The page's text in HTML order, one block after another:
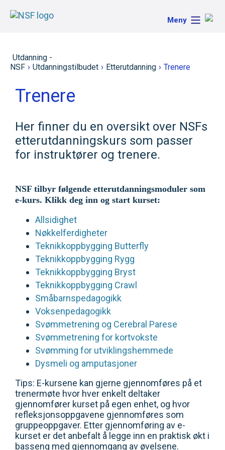
Meny
Utdanning -
NSF › Utdanningstilbudet › Etterutdanning › Trenere
Trenere
Her finner du en oversikt over NSFs
etterutdanningskurs som passer
for instruktører og trenere.
NSF tilbyr følgende etterutdanningsmoduler som
e-kurs. Klikk deg inn og start kurset:
Allsidighet
Nøkkelferdigheter
Teknikkoppbygging Butterfly
Teknikkoppbygging Rygg
Teknikkoppbygging Bryst
Teknikkoppbygging Crawl
Småbarnspedagogikk
Voksenpedagogikk
Svømmetrening og Cerebral Parese
Svømmetrening for kortvokste
Svømming for utviklingshemmede
Dysmeli og amputasjoner
Tips: E-kursene kan gjerne gjennomføres på et
trenermøte hvor hver enkelt deltaker
gjennomfører kurset på egen enhet, og hvor
refleksjonsoppgavene gjennomføres som
gruppeoppgaver. Etter gjennomføring av e-
kurset er det anbefalt å legge inn en praktisk økt i
basseng med gjennomgang av øvelsene.